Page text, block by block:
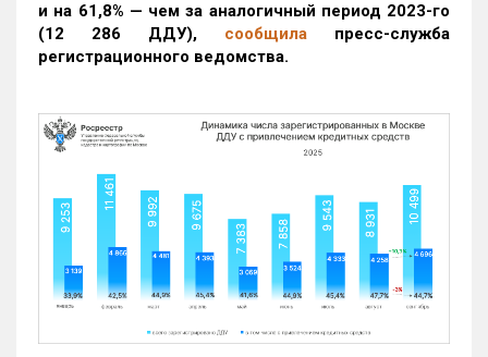
и на 61,8% — чем за аналогичный период 2023-го
(12 286 ДДУ), сообщила пресс-служба
регистрационного ведомства.